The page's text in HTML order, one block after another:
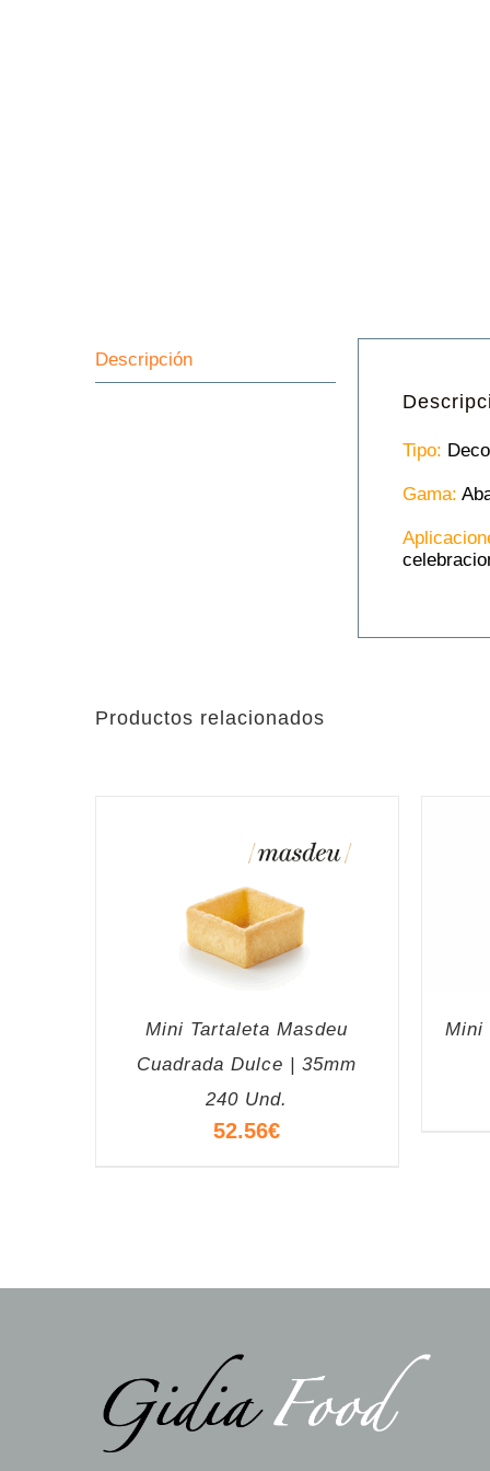
Descripción
Tipo:
Gama:
Productos relacionados
Mini Tartaleta Masdeu
Cuadrada Dulce | 35mm
240 Und.
52.56€
Mini